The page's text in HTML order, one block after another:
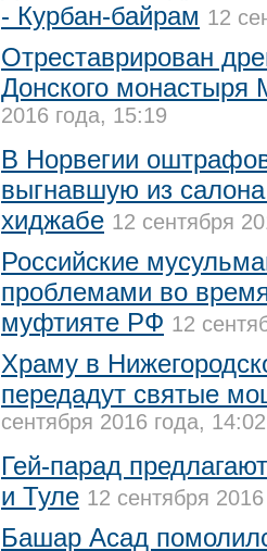
- Курбан-байрам 12
Отреставрирован
Донского
2016 года, 15:19
В Норвегии
выгнавшую из
хиджабе 12 сентября
Российские
проблемами во
муфтияте РФ 12
Храму в
передадут святые
сентября 2016 года, 14:02
Гей-парад
и Туле 12 сентября
Башар Асад